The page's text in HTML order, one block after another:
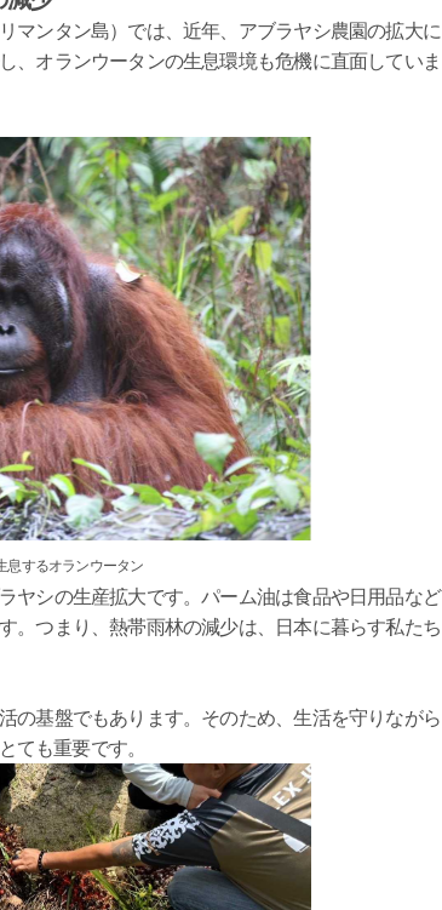
マンタン島）では、近年、アブラヤシ農園の拡大に
、オランウータンの生息環境も危機に直面していま
息するオランウータン
ヤシの生産拡大です。パーム油は食品や日用品など
。つまり、熱帯雨林の減少は、日本に暮らす私たち
の基盤でもあります。そのため、生活を守りながら
ても重要です。